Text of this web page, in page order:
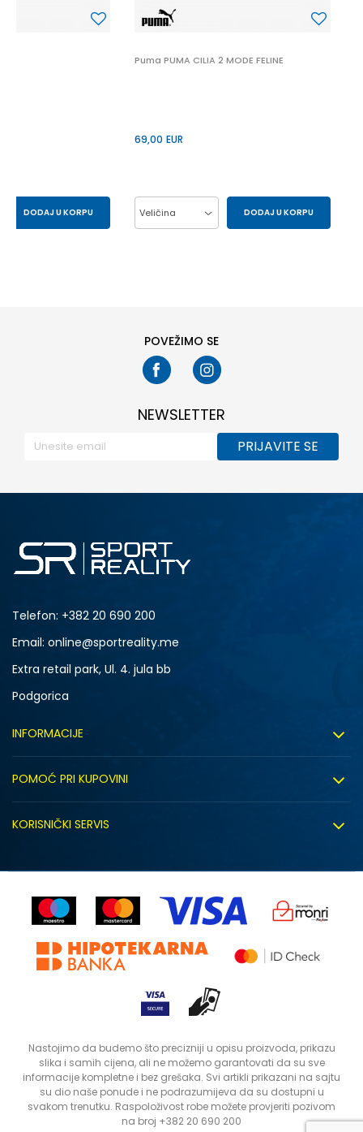
DODAJ U KORPU
Puma PUMA CILIA 2 MODE FELINE
69,00 EUR
Veličina DODAJ U KORPU
POVEŽIMO SE
NEWSLETTER
PRIJAVITE SE
Telefon: +382 20 690 200
Email: online@sportreality.me
Extra retail park, Ul. 4. jula bb
Podgorica
INFORMACIJE
Zapošljavanje
Sindikalna prodaja
Kontakt
Prodavnice
POMOĆ PRI KUPOVINI
Kako kupiti
Uputstvo za registraciju
KORISNIČKI SERVIS
Reklamacije
Povrat robe i povrat sredstava
Status porudžbine
Nastojimo da budemo što precizniji u opisu proizvoda, prikazu
slika i samih cijena, ali ne možemo garantovati da su sve
informacije kompletne i bez grešaka. Svi artikli prikazani na sajtu
su dio naše ponude i ne podrazumijeva da su dostupni u
svakom trenutku. Raspoloživost robe možete provjeriti pozivom
na broj +382 20 690 200